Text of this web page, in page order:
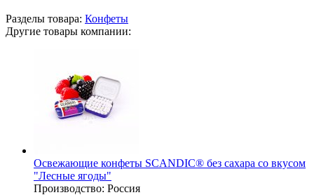
Разделы товара: Конфеты
Другие товары компании:
Освежающие конфеты SCANDIC® без сахара со вкусом
"Лесные ягоды"
Производство: Россия